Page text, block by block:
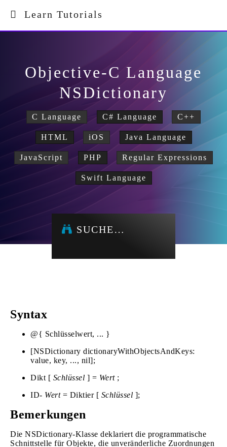
Learn Tutorials
Objective-C Language
NSDictionary
C Language C# Language C++
HTML iOS Java Language
JavaScript PHP Regular Expressions
Swift Language
SUCHE…
Syntax
@{ Schlüsselwert, ... }
[NSDictionary dictionaryWithObjectsAndKeys:
value, key, ..., nil];
Dikt [ Schlüssel ] = Wert;
ID- Wert= Diktier [ Schlüssel ];
Bemerkungen
Die NSDictionary-Klasse deklariert die programmatische
Schnittstelle für Objekte, die unveränderliche Zuordnungen